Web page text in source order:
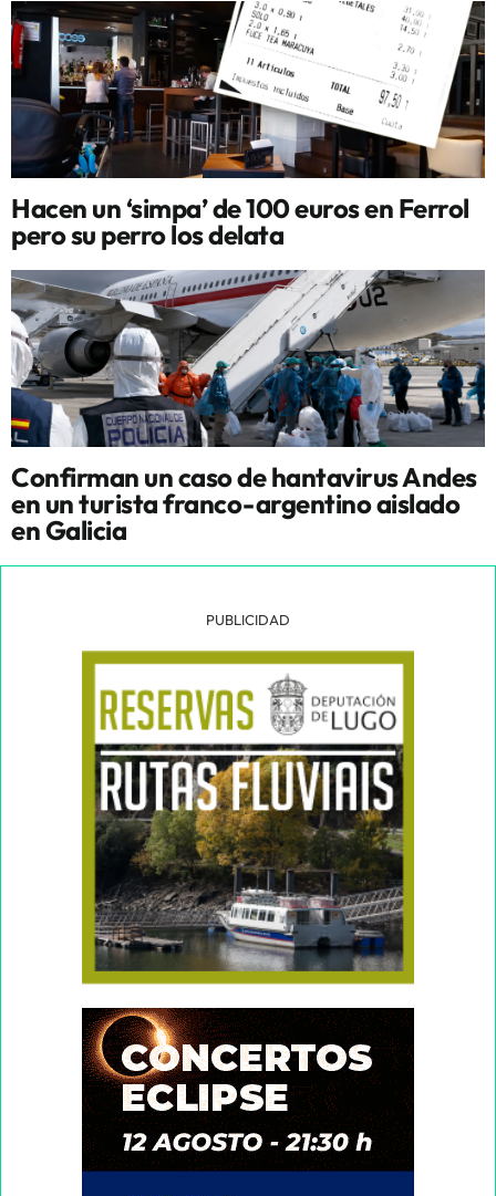
Hacen un ‘simpa’ de 100 euros en Ferrol
pero su perro los delata
Confirman un caso de hantavirus Andes
en un turista franco-argentino aislado
en Galicia
PUBLICIDAD